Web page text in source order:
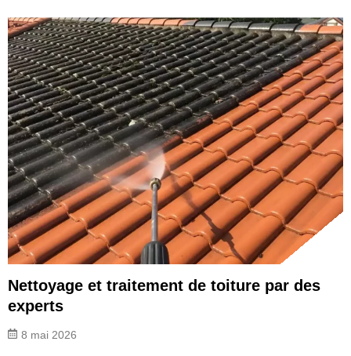
Nettoyage et traitement de toiture par des
experts
8 mai 2026